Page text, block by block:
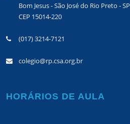
Bom Jesus - São José do Rio Preto - SP
CEP 15014-220
(017) 3214-7121
colegio@rp.csa.org.br
HORÁRIOS DE AULA